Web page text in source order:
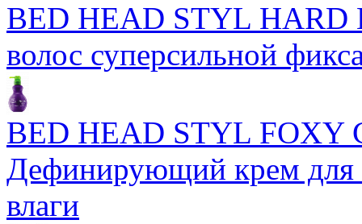
BED HEAD STYL HARD
волос суперсильной
BED HEAD STYL FOXY
Дефинирующий крем для
влаги